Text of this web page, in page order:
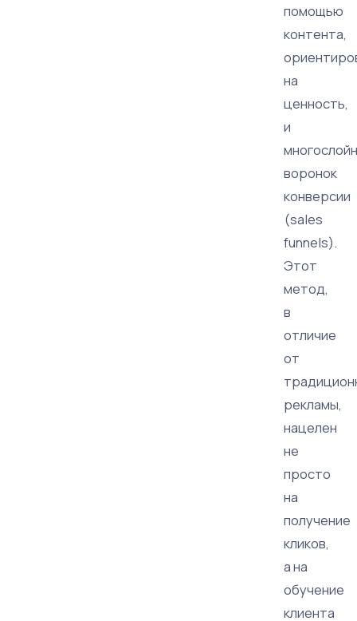
помощью
контента,
на
ценность,
и
воронок
конверсии
(sales
funnels).
Этот
метод,
в
отличие
от
рекламы,
нацелен
не
просто
на
получение
кликов,
а на
обучение
клиента